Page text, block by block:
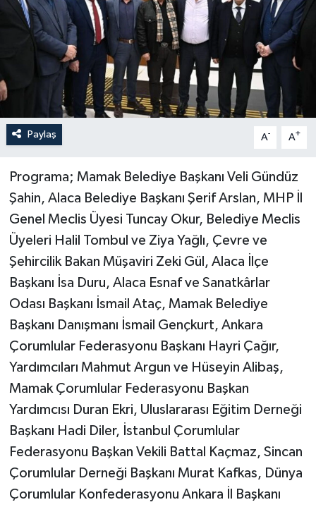
Paylaş A- A+
Programa; Mamak Belediye Başkanı Veli Gündüz
Şahin, Alaca Belediye Başkanı Şerif Arslan, MHP İl
Genel Meclis Üyesi Tuncay Okur, Belediye Meclis
Üyeleri Halil Tombul ve Ziya Yağlı, Çevre ve
Şehircilik Bakan Müşaviri Zeki Gül, Alaca İlçe
Başkanı İsa Duru, Alaca Esnaf ve Sanatkârlar
Odası Başkanı İsmail Ataç, Mamak Belediye
Başkanı Danışmanı İsmail Gençkurt, Ankara
Çorumlular Federasyonu Başkanı Hayri Çağır,
Yardımcıları Mahmut Argun ve Hüseyin Alibaş,
Mamak Çorumlular Federasyonu Başkan
Yardımcısı Duran Ekri, Uluslararası Eğitim Derneği
Başkanı Hadi Diler, İstanbul Çorumlular
Federasyonu Başkan Vekili Battal Kaçmaz, Sincan
Çorumlular Derneği Başkanı Murat Kafkas, Dünya
Çorumlular Konfederasyonu Ankara İl Başkanı